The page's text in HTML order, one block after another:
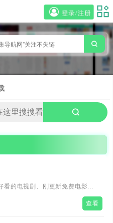
登录/注册
看的电视剧、刚更新免费电影、
高清视频,手机追剧
查看